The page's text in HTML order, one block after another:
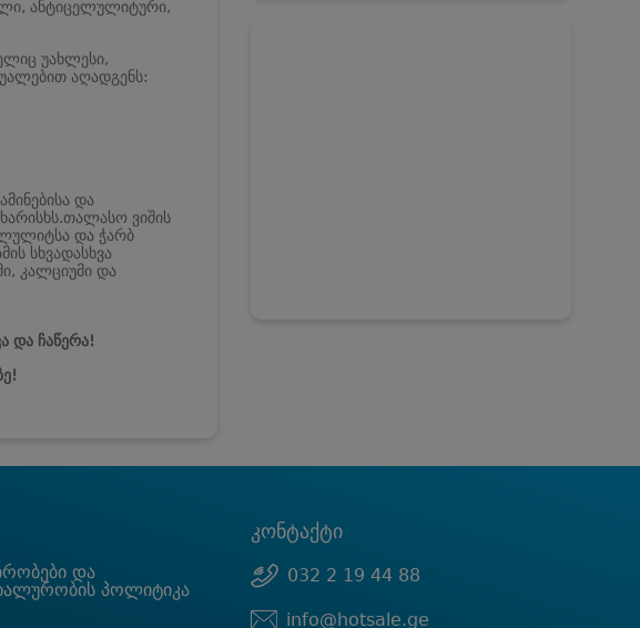
ანტიცელულიტური,
უახლესი,
აღადგენს:
და
ვიშის
და ჭარბ
სხვადასხვა
კალციუმი და
და ჩაწერა!
და
პოლიტიკა
კონტაქტი
032 2 19 44 88
info@hotsale.ge